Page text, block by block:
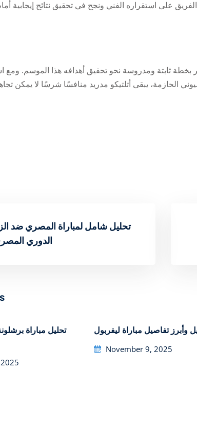
بخطة ثابتة ومدروسة نحو تحقيق أهدافه هذا الموسم. ومع
تحليل شامل لمباراة المصري ضد
الدوري
تحليل مباراة
وأبرز تفاصيل مباراة ليفربول
Posted
November 9, 2025